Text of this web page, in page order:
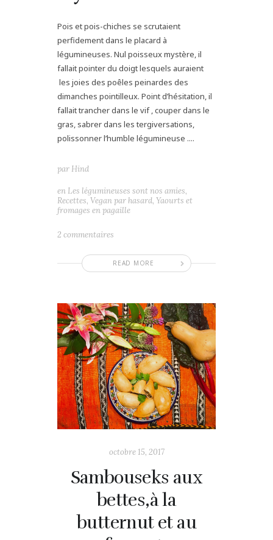
Pois et pois-chiches se scrutaient
perfidement dans le placard à
légumineuses. Nul poisseux mystère, il
fallait pointer du doigt lesquels auraient
les joies des poêles peinardes des
dimanches pointilleux. Point d’hésitation, il
fallait trancher dans le vif , couper dans le
gras, sabrer dans les tergiversations,
polissonner l’humble légumineuse ....
READ MORE
par Hind
en Les légumineuses sont nos amies,
Recettes, Vegan par hasard, Yaourts et
fromages en pagaille
2 commentaires
octobre 15, 2017
Sambouseks aux
bettes,à la
butternut et au